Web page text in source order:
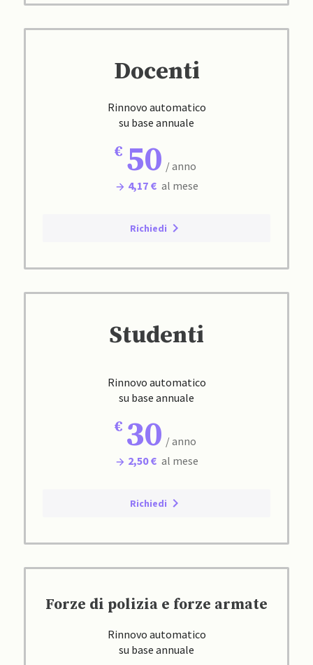
Docenti
Rinnovo automatico
su base annuale
50 / anno
4,17 € al mese
Richiedi
Studenti
Rinnovo automatico
su base annuale
30 / anno
2,50 € al mese
Richiedi
Forze di polizia e forze armate
Rinnovo automatico
su base annuale